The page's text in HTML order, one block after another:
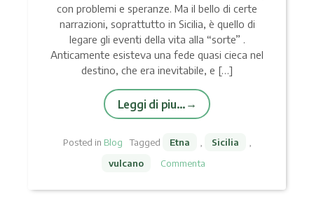
con problemi e speranze. Ma il bello di certe
narrazioni, soprattutto in Sicilia, è quello di
legare gli eventi della vita alla “sorte” .
Anticamente esisteva una fede quasi cieca nel
destino, che era inevitabile, e […]
Leggi di piu…
Posted in Blog Tagged Etna Sicilia
vulcano
Commenta